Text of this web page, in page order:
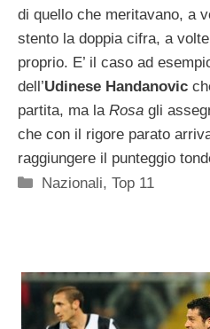
di quello che meritavano, a
stento la doppia cifra, a
proprio. E’ il caso ad
dell’Udinese Handanovic
partita, ma la Rosa gli
che con il rigore parato
raggiungere il punteggio
Categorie
Nazionali,Top 11